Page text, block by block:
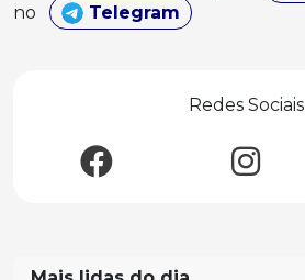
no
Telegram
Redes Sociais